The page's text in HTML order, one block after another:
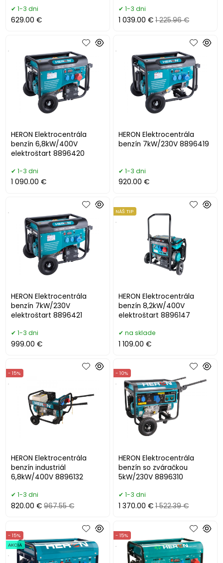
1-3 dni
629.00 €
1-3 dni
1 039.00 € 1 225.96 €
HERON Elektrocentrála
benzín 6,8kW/400V
elektroštart 8896420
.
1-3 dni
1 090.00 €
HERON Elektrocentrála
benzín 7kW/230V 8896419
.
1-3 dni
920.00 €
HERON Elektrocentrála
benzín 7kW/230V
elektroštart 8896421
.
1-3 dni
999.00 €
HERON Elektrocentrála
benzín 8,2kW/400V
elektroštart 8896147
NÁŠ TIP
.
na sklade
1 109.00 €
HERON Elektrocentrála
benzín industriál
6,8kW/400V 8896132
- 15%
.
1-3 dni
820.00 € 967.55 €
HERON Elektrocentrála
benzín so zváračkou
5kW/230V 8896310
- 10%
.
1-3 dni
1 370.00 € 1 522.39 €
- 15%
AKCIA
.
- 15%
.